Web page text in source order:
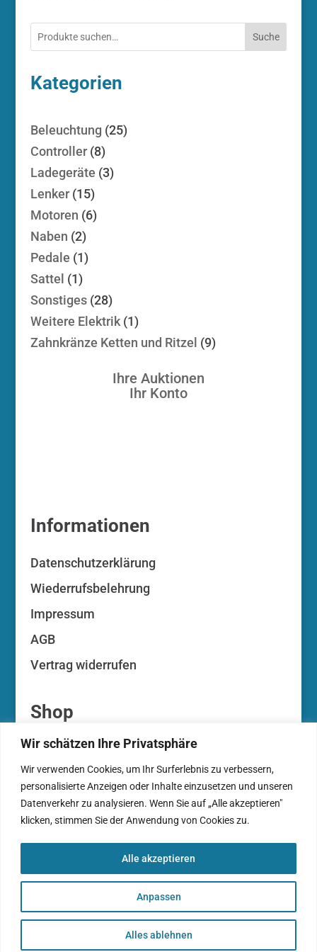
Wir schätzen Ihre Privatsphäre
Wir verwenden Cookies, um Ihr Surferlebnis zu verbessern,
personalisierte Anzeigen oder Inhalte einzusetzen und unseren
Datenverkehr zu analysieren. Wenn Sie auf „Alle akzeptieren"
klicken, stimmen Sie der Anwendung von Cookies zu.
Anpassen
Alles ablehnen
Alle akzeptieren
Suche
Kategorien
Beleuchtung 2525
Controller 88
Produkte
Ladegeräte 33
Lenker 1515
Produkte
Motoren 66
Naben 22
Produkte
Pedale 11
Sattel 11
Produkt
Sonstiges 2828
Produkte
Weitere Elektrik 11
Produkt
Zahnkränze Ketten und Ritzel 99
Ihre Auktionen
Ihr Konto
Informationen
Datenschutzerklärung
Wiederrufsbelehrung
Impressum
AGB
Vertrag widerrufen
Shop
Ihr Konto
Ihre Auktionen
Zahlungsarten
Warenkorb